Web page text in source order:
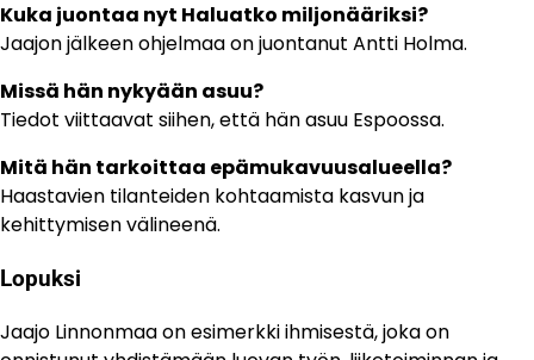
Kuka juontaa nyt Haluatko miljonääriksi?
Jaajon jälkeen ohjelmaa on juontanut Antti Holma.
Missä hän nykyään asuu?
Tiedot viittaavat siihen, että hän asuu Espoossa.
Mitä hän tarkoittaa epämukavuusalueella?
Haastavien tilanteiden kohtaamista kasvun ja
kehittymisen välineenä.
Lopuksi
Jaajo Linnonmaa on esimerkki ihmisestä, joka on